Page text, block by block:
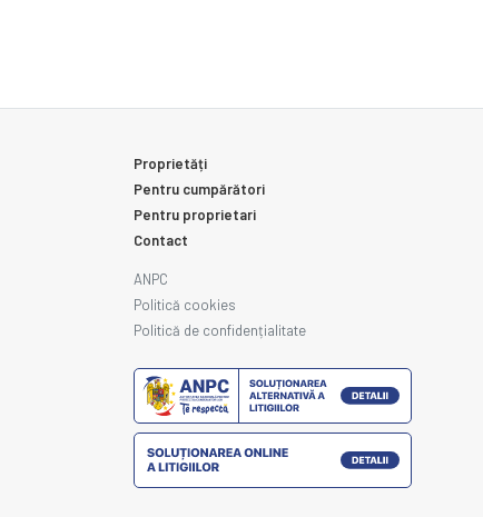
Proprietăți
Pentru cumpărători
Pentru proprietari
Contact
ANPC
Politică cookies
Politică de confidențialitate